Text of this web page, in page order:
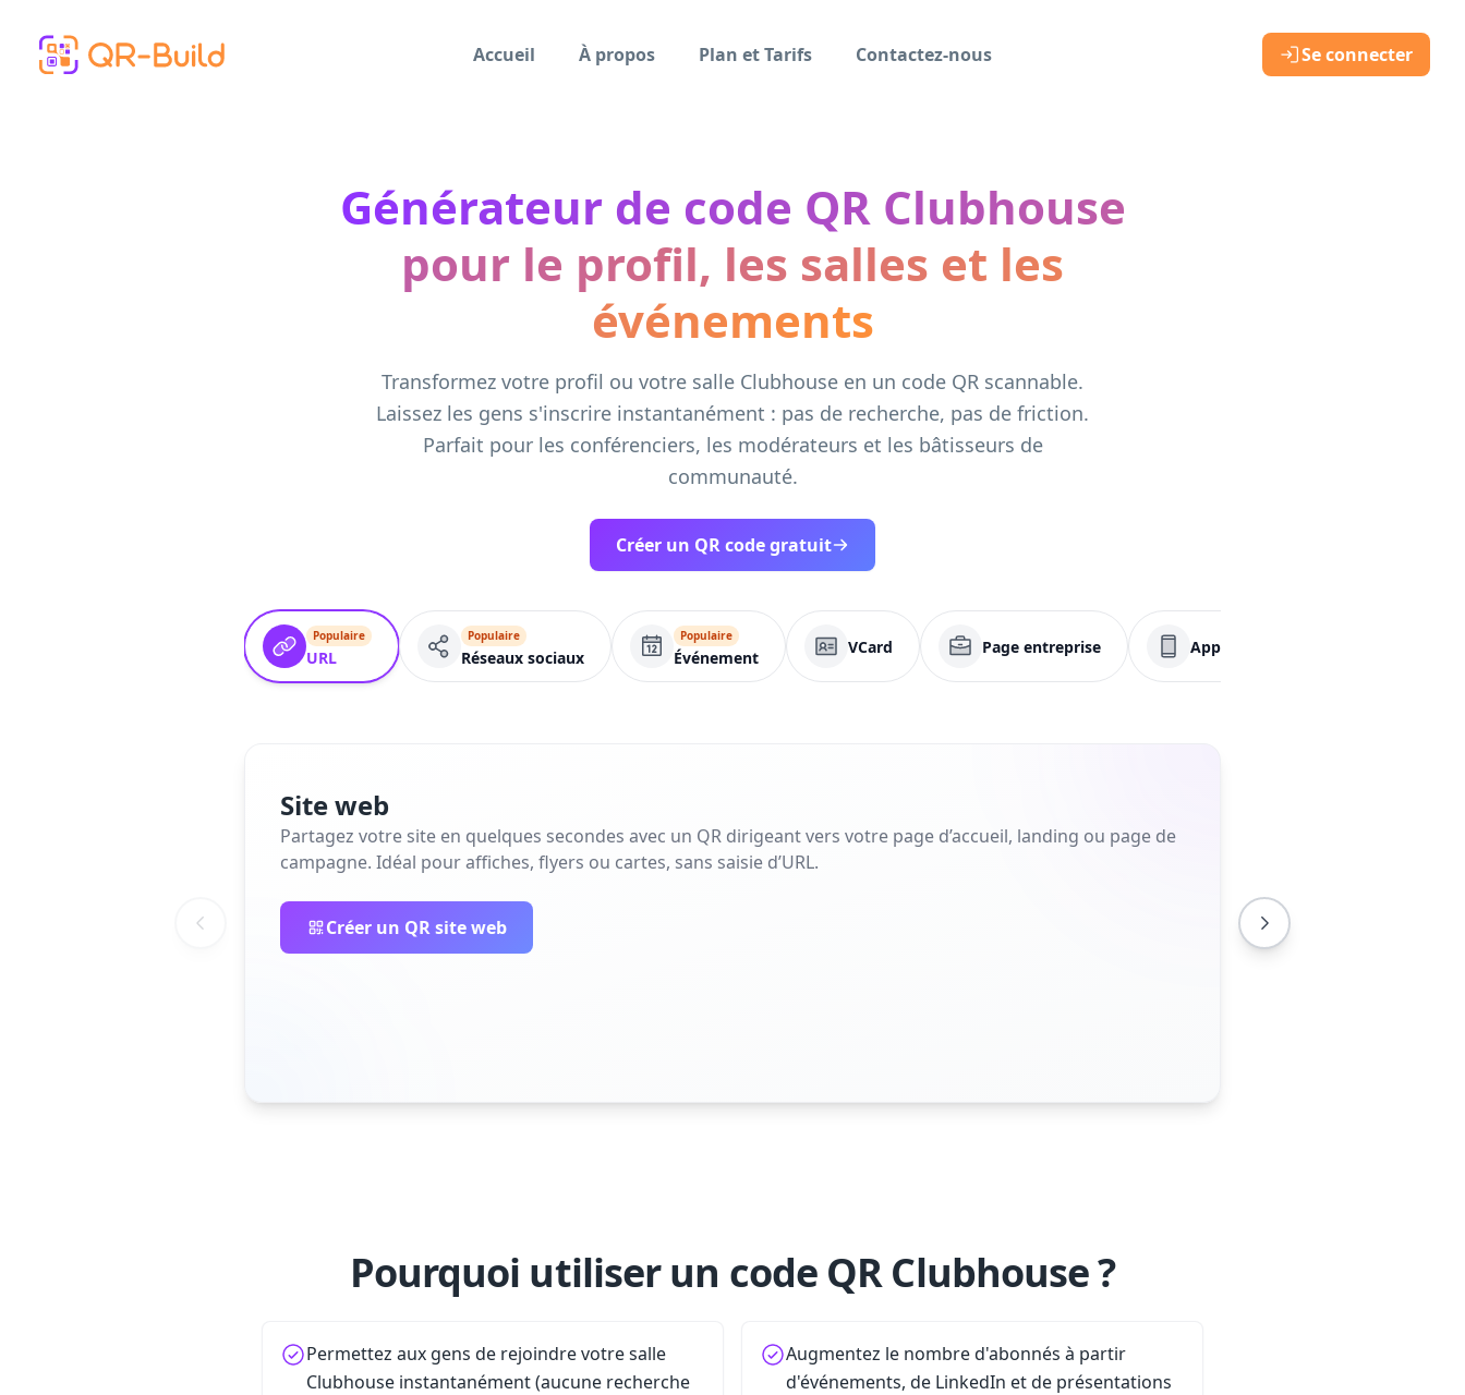
Accueil
À propos Plan et Tarifs Contactez-nous Se connecter
Générateur de code QR Clubhouse
pour le profil, les salles et les
événements
Transformez votre profil ou votre salle Clubhouse en un code QR scannable.
Laissez les gens s'inscrire instantanément : pas de recherche, pas de friction.
Parfait pour les conférenciers, les modérateurs et les bâtisseurs de
communauté.
Créer un QR code gratuit
Populaire
URL
Populaire
Réseaux sociaux
Populaire
Événement
VCard Page entreprise Application
Site web
Partagez votre site en quelques secondes avec un QR dirigeant vers votre page d’accueil, landing ou page de
campagne. Idéal pour affiches, flyers ou cartes, sans saisie d’URL.
Créer un QR site web
Pourquoi utiliser un code QR Clubhouse ?
Permettez aux gens de rejoindre votre salle
Clubhouse instantanément (aucune recherche
Augmentez le nombre d'abonnés à partir
d'événements, de LinkedIn et de présentations